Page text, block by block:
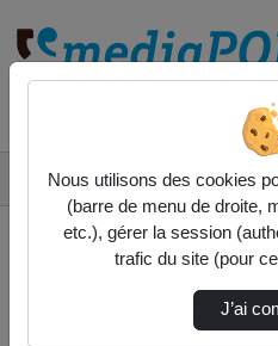
Starting a business /
Nous utilisons des cookies
(barre de menu de droite,
etc.), gérer la session
trafic du site (pour
J’ai